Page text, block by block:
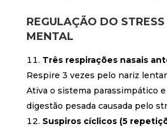
REGULAÇÃO DO
MENTAL
Três respirações nasais
Respire 3 vezes pelo nariz
Ativa o sistema parassimpático e
digestão pesada causada pelo
Suspiros cíclicos (5